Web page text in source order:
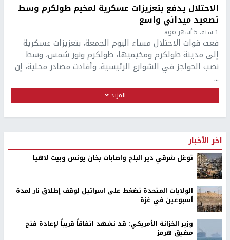
الاحتلال يدفع بتعزيزات عسكرية لمخيم طولكرم وسط
تصعيد ميداني واسع
1 سنة، 5 أشهر ago
فعت قوات الاحتلال مساء اليوم الجمعة، بتعزيزات عسكرية
إلى مدينة طولكرم ومخيميها، طولكرم ونور شمس، وسط
نصب الحواجز في الشوارع الرئيسية. وأفادت مصادر محلية، إن
...
المزيد
اخر الأخبار
توغل شرقي دير البلح واصابات بخان يونس وبيت لاهيا
الولايات المتحدة تضغط على اسرائيل لوقف إطلاق نار لمدة
أسبوعين في غزة
وزير الخزانة الأمريكي: قد نشهد اتفاقاً قريباً لإعادة فتح
مضيق هرمز